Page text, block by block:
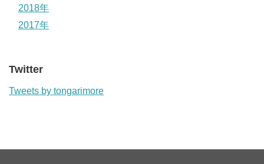
2018年
2017年
Twitter
Tweets by tongarimore